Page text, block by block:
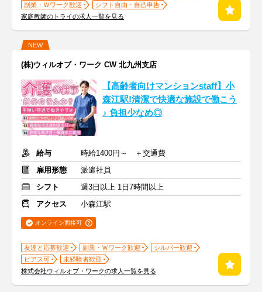
副業・Ｗワーク歓迎
シフト自由・自己申告
家庭教師のトライの求人一覧を見る
NEW
(株)ウィルオブ・ワーク CW 北九州支店
【高齢者向けマンションstaff】小
森江駅!清潔で快適な施設で働こう
♪ 負担少なめ◎
給与
時給1400円～ ＋交通費
雇用形態
派遣社員
シフト
週3日以上 1日7時間以上
アクセス
小森江駅
オンライン面接可
友達と応募歓迎 副業・Ｗワーク歓迎
シルバー歓迎
ピアス可
未経験者歓迎
株式会社ウィルオブ・ワークの求人一覧を見る